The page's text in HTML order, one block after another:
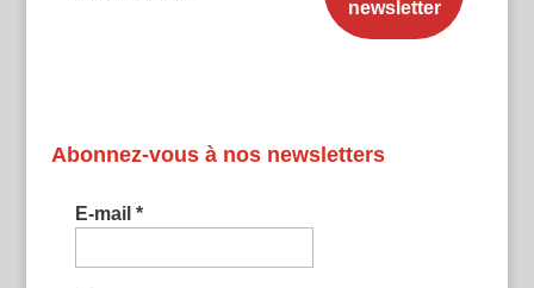
Abonnez-vous à nos newsletters
E-mail *